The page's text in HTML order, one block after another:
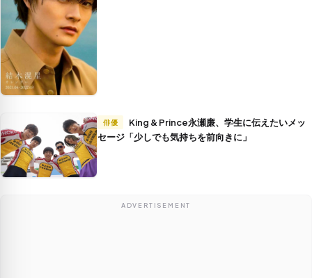
俳優
セージ「少しでも気持ちを前向きに」
ADVERTISEMENT